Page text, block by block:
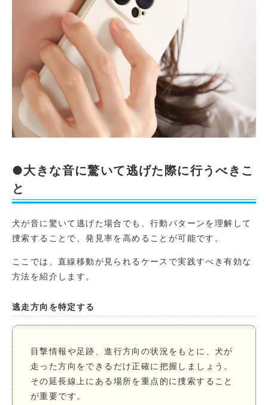
●大きな音に驚いて逃げた際に行うべきこ
と
犬が音に驚いて逃げた場合でも、行動パターンを理解して
捜索することで、発見率を高めることが可能です。
ここでは、直線移動が見られるケースで実践すべき有効な
方法を紹介します。
逃走方向を特定する
目撃情報や足跡、進行方向の状況をもとに、犬が
走った方向をできるだけ正確に把握しましょう。
その延長線上にある場所を重点的に捜索すること
が重要です。